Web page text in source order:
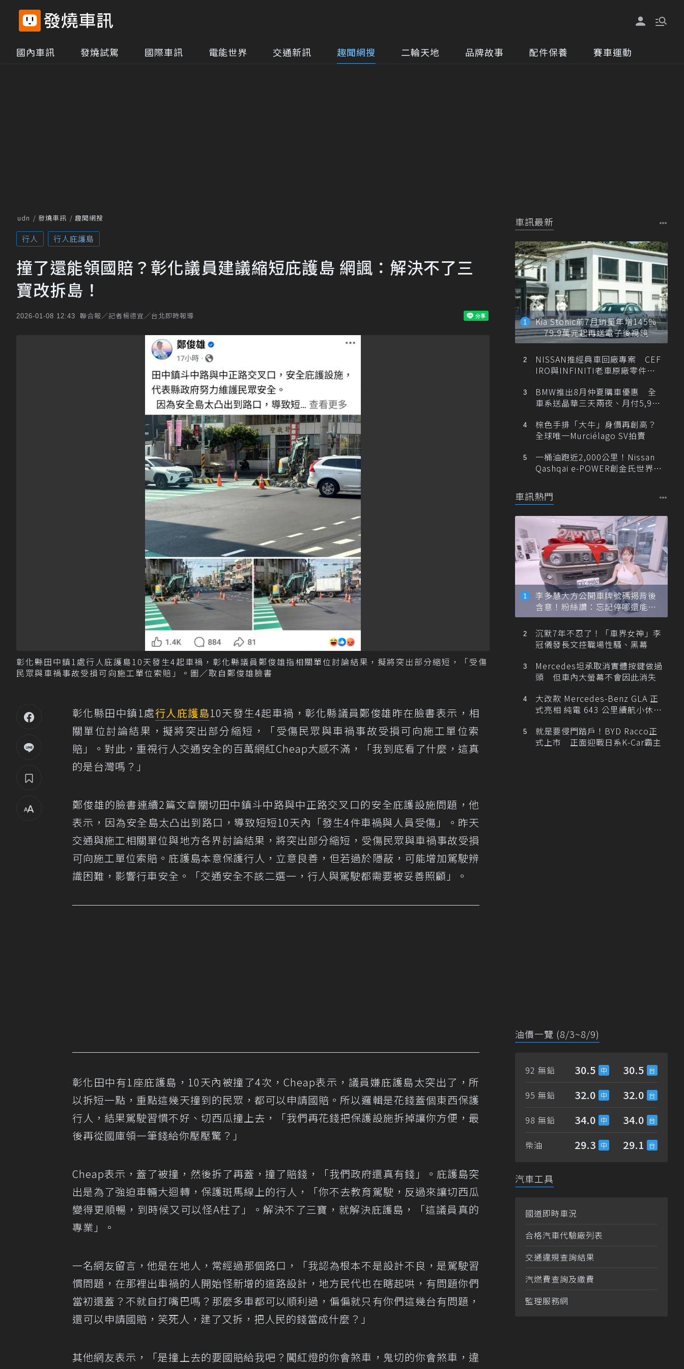
國內車訊 發燒試駕 國際車訊 電能世界 交通新訊 趣聞網搜 二輪天地 品牌故事 配件保養 賽車運動
udn 發燒車訊 趣聞網搜
行人 行人庇護島
撞了還能領國賠？彰化議員建議縮短庇護島 網諷：解決不了三
寶改拆島！
2026-01-08 12:43 聯合報／記者楊德宜／台北即時報導
彰化縣田中鎮1處行人庇護島10天發生4起車禍，彰化縣議員鄭俊雄指相關單位討論結果，擬將突出部分縮短，「受傷
民眾與車禍事故受損可向施工單位索賠」。圖／取自鄭俊雄臉書
彰化縣田中鎮1處行人庇護島10天發生4起車禍，彰化縣議員鄭俊雄昨在臉書表示，相
關單位討論結果，擬將突出部分縮短，「受傷民眾與車禍事故受損可向施工單位索
賠」。對此，重視行人交通安全的百萬網紅Cheap大感不滿，「我到底看了什麼，這真
的是台灣嗎？」
鄭俊雄的臉書連續2篇文章關切田中鎮斗中路與中正路交叉口的安全庇護設施問題，他
表示，因為安全島太凸出到路口，導致短短10天內「發生4件車禍與人員受傷」。昨天
交通與施工相關單位與地方各界討論結果，將突出部分縮短，受傷民眾與車禍事故受損
可向施工單位索賠。庇護島本意保護行人，立意良善，但若過於隱蔽，可能增加駕駛辨
識困難，影響行車安全。「交通安全不該二選一，行人與駕駛都需要被妥善照顧」。
彰化田中有1座庇護島，10天內被撞了4次，Cheap表示，議員嫌庇護島太突出了，所
以拆短一點，重點這幾天撞到的民眾，都可以申請國賠。所以邏輯是花錢蓋個東西保護
行人，結果駕駛習慣不好、切西瓜撞上去，「我們再花錢把保護設施拆掉讓你方便，最
後再從國庫領一筆錢給你壓壓驚？」
Cheap表示，蓋了被撞，然後拆了再蓋，撞了賠錢，「我們政府還真有錢」。庇護島突
出是為了強迫車輛大迴轉，保護斑馬線上的行人，「你不去教育駕駛，反過來讓切西瓜
變得更順暢，到時候又可以怪A柱了」。解決不了三寶，就解決庇護島，「這議員真的
專業」。
一名網友留言，他是在地人，常經過那個路口，「我認為根本不是設計不良，是駕駛習
慣問題，在那裡出車禍的人開始怪新增的道路設計，地方民代也在瞎起哄，有問題你們
當初還蓋？不就自打嘴巴嗎？那麼多車都可以順利過，偏偏就只有你們這幾台有問題，
還可以申請國賠，笑死人，建了又拆，把人民的錢當成什麼？」
其他網友表示，「是撞上去的要國賠給我吧？闖紅燈的你會煞車，鬼切的你會煞車，違
車訊最新
Kia Stonic前7月銷量年增145%
79.9萬元起再送電子後視鏡
NISSAN推經典車回廠專案 CEF
IRO與INFINITI老車原廠零件最
BMW推出8月仲夏購車優惠 全
車系送晶華三天兩夜、月付5,900
棕色手排「大牛」身價再創高？
全球唯一Murciélago SV拍賣
一桶油跑近2,000公里！Nissan
Qashqai e-POWER創金氏世界紀
車訊熱門
李多慧大方公開車牌號碼揭背後
含意！粉絲讚：忘記停哪還能幫
忙找車
沉默7年不忍了！「車界女神」李
冠儀發長文控職場性騷、黑幕
Mercedes坦承取消實體按鍵做過
頭 但車內大螢幕不會因此消失
大改款 Mercedes-Benz GLA 正
式亮相 純電 643 公里續航小休
就是要侵門踏戶！BYD Racco正
式上市 正面迎戰日系K-Car霸主
油價一覽 (8/3~8/9)
92 無鉛 30.5 30.5
95 無鉛 32.0 32.0
98 無鉛 34.0 34.0
柴油 29.3 29.1
汽車工具
國道即時車況
合格汽車代驗廠列表
交通違規查詢結果
汽燃費查詢及繳費
監理服務網